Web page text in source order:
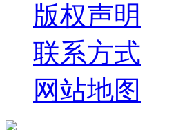
版权声明
联系方式
网站地图